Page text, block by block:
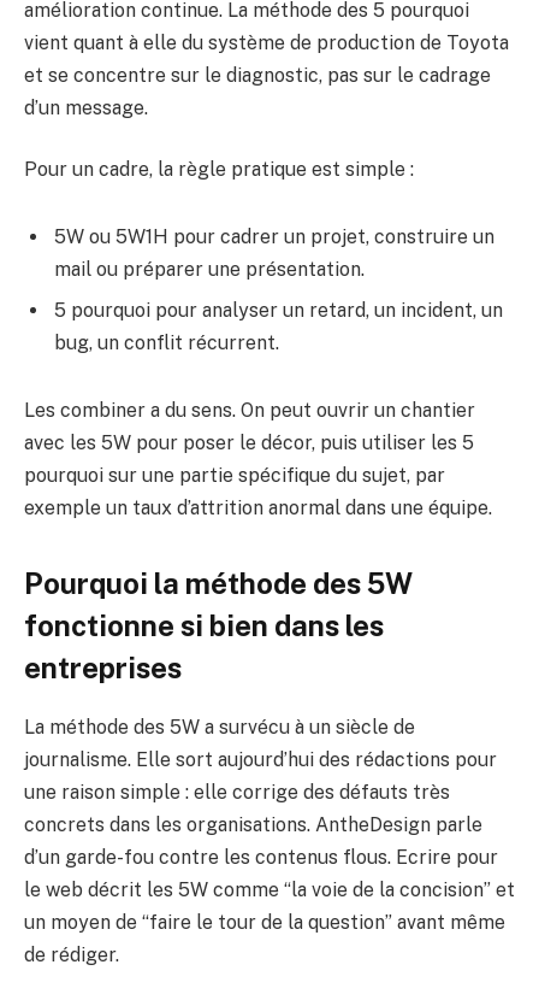
amélioration continue. La méthode des 5 pourquoi
vient quant à elle du système de production de Toyota
et se concentre sur le diagnostic, pas sur le cadrage
d’un message.
Pour un cadre, la règle pratique est simple :
5W ou 5W1H pour cadrer un projet, construire un
mail ou préparer une présentation.
5 pourquoi pour analyser un retard, un incident, un
bug, un conflit récurrent.
Les combiner a du sens. On peut ouvrir un chantier
avec les 5W pour poser le décor, puis utiliser les 5
pourquoi sur une partie spécifique du sujet, par
exemple un taux d’attrition anormal dans une équipe.
Pourquoi la méthode des 5W
fonctionne si bien dans les
entreprises
La méthode des 5W a survécu à un siècle de
journalisme. Elle sort aujourd’hui des rédactions pour
une raison simple : elle corrige des défauts très
concrets dans les organisations. AntheDesign parle
d’un garde-fou contre les contenus flous. Ecrire pour
le web décrit les 5W comme “la voie de la concision” et
un moyen de “faire le tour de la question” avant même
de rédiger.